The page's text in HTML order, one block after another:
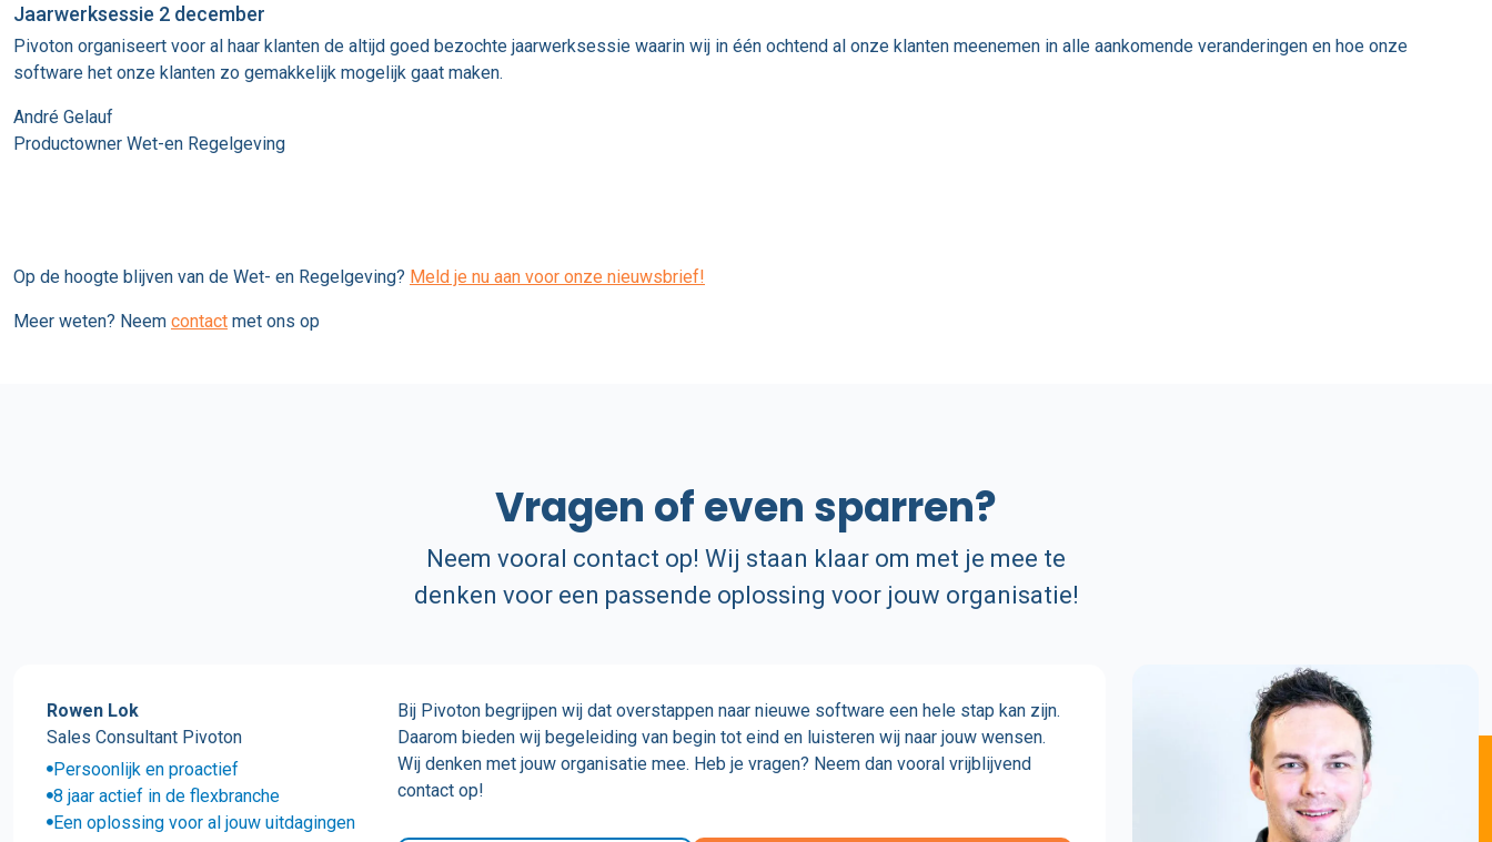
Jaarwerksessie 2 december
Pivoton organiseert voor al haar klanten de altijd goed bezochte jaarwerksessie waarin wij in één ochtend al onze klanten meenemen in alle aankomende veranderingen en hoe onze
software het onze klanten zo gemakkelijk mogelijk gaat maken.
André Gelauf
Productowner Wet-en Regelgeving
Op de hoogte blijven van de Wet- en Regelgeving? Meld je nu aan voor onze nieuwsbrief!
Meer weten? Neem contact met ons op
Vragen of even sparren?
Neem vooral contact op! Wij staan klaar om met je mee te
denken voor een passende oplossing voor jouw organisatie!
Rowen Lok
Sales Consultant Pivoton
Persoonlijk en proactief
8 jaar actief in de flexbranche
Een oplossing voor al jouw uitdagingen
Bij Pivoton begrijpen wij dat overstappen naar nieuwe software een hele stap kan zijn.
Daarom bieden wij begeleiding van begin tot eind en luisteren wij naar jouw wensen.
Wij denken met jouw organisatie mee. Heb je vragen? Neem dan vooral vrijblijvend
contact op!